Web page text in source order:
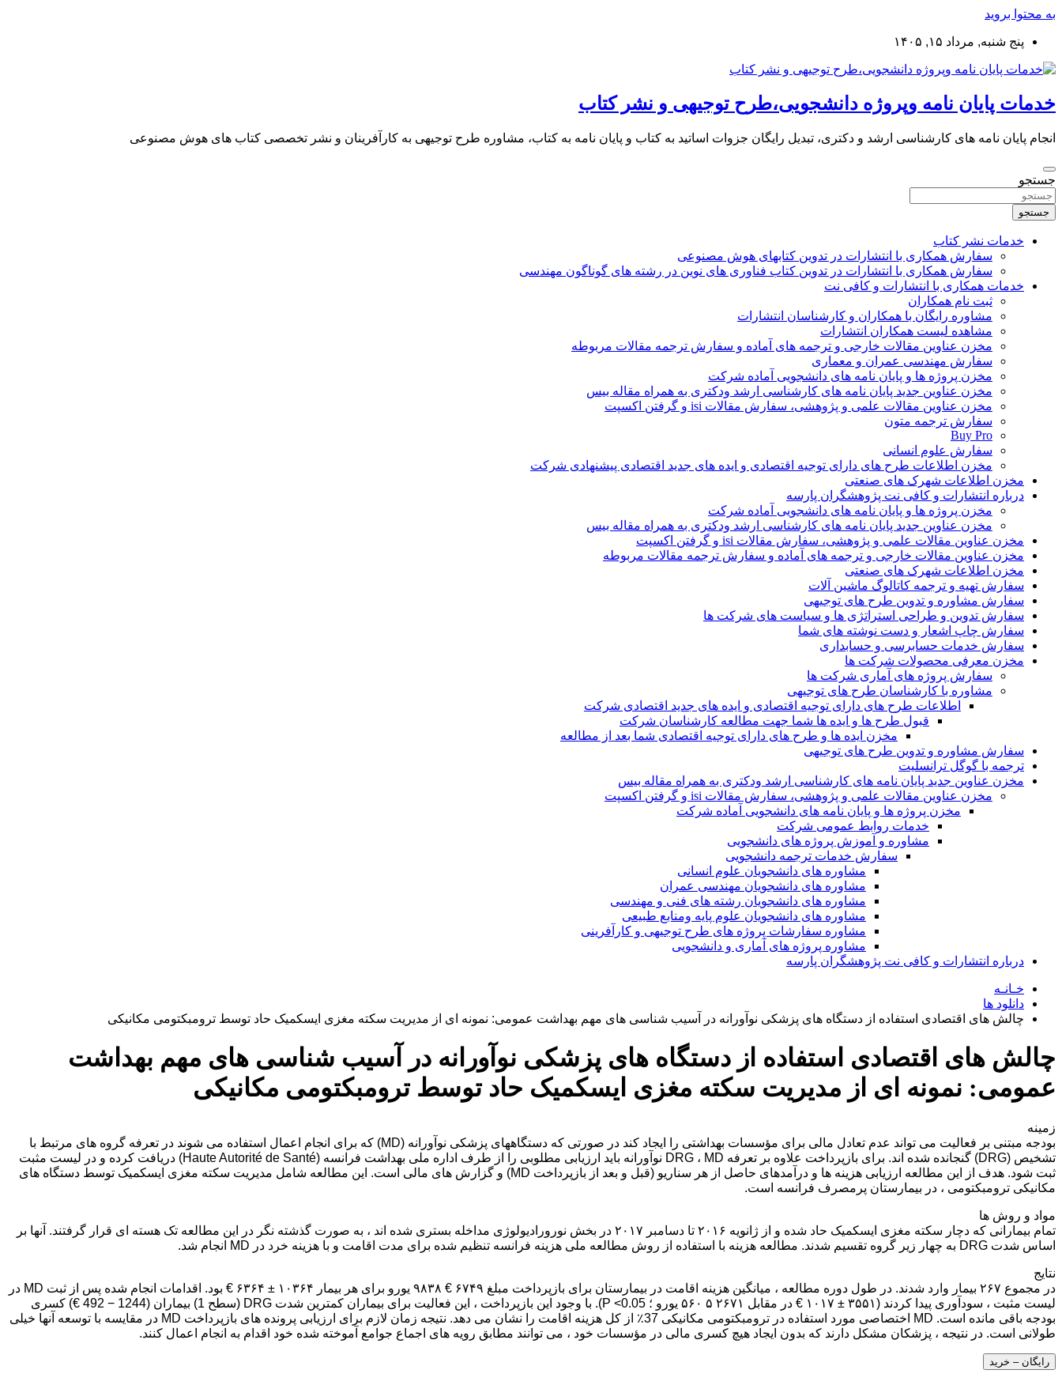
به محتوا بروید
پنج شنبه, مرداد ۱۵, ۱۴۰۵
خدمات پایان نامه وپروژه دانشجویی،طرح توجیهی و نشر کتاب
انجام پایان نامه های کارشناسی ارشد و دکتری، تبدیل رایگان جزوات اساتید به کتاب و پایان نامه به کتاب، مشاوره طرح توجیهی به کارآفرینان و نشر تخصصی کتاب های هوش مصنوعی
جستجو
جستجو
خدمات نشر کتاب
سفارش همکاری با انتشارات در تدوین کتابهای هوش مصنوعی
سفارش همکاری با انتشارات در تدوین کتاب فناوری های نوین در رشته های گوناگون مهندسی
خدمات همکاری با انتشارات و کافی نت
ثبت نام همکاران
مشاوره رایگان با همکاران و کارشناسان انتشارات
مشاهده لیست همکاران انتشارات
مخزن عناوین مقالات خارجی و ترجمه های آماده و سفارش ترجمه مقالات مربوطه
سفارش مهندسی عمران و معماری
مخزن پروژه ها و پایان نامه های دانشجویی آماده شرکت
مخزن عناوین جدید پایان نامه های کارشناسی ارشد ودکتری به همراه مقاله بیس
مخزن عناوین مقالات علمی و پژوهشی، سفارش مقالات isi و گرفتن اکسپت
سفارش ترجمه متون
Buy Pro
سفارش علوم انسانی
مخزن اطلاعات طرح های دارای توجیه اقتصادی و ایده های جدید اقتصادی پیشنهادی شرکت
مخزن اطلاعات شهرک های صنعتی
درباره انتشارات و کافی نت پژوهشگران پارسه
مخزن پروژه ها و پایان نامه های دانشجویی آماده شرکت
مخزن عناوین جدید پایان نامه های کارشناسی ارشد ودکتری به همراه مقاله بیس
مخزن عناوین مقالات علمی و پژوهشی، سفارش مقالات isi و گرفتن اکسپت
مخزن عناوین مقالات خارجی و ترجمه های آماده و سفارش ترجمه مقالات مربوطه
مخزن اطلاعات شهرک های صنعتی
سفارش تهیه و ترجمه کاتالوگ ماشین آلات
سفارش مشاوره و تدوین طرح های توجیهی
سفارش تدوین و طراحی استراتژی ها و سیاست های شرکت ها
سفارش چاپ اشعار و دست نوشته های شما
سفارش خدمات حسابرسی و حسابداری
مخزن معرفی محصولات شرکت ها
سفارش پروژه های آماری شرکت ها
مشاوره با کارشناسان طرح های توجیهی
اطلاعات طرح های دارای توجیه اقتصادی و ایده های جدید اقتصادی شرکت
قبول طرح ها و ایده ها شما جهت مطالعه کارشناسان شرکت
مخزن ایده ها و طرح های دارای توجیه اقتصادی شما بعد از مطالعه
سفارش مشاوره و تدوین طرح های توجیهی
ترجمه با گوگل ترانسلیت
مخزن عناوین جدید پایان نامه های کارشناسی ارشد ودکتری به همراه مقاله بیس
مخزن عناوین مقالات علمی و پژوهشی، سفارش مقالات isi و گرفتن اکسپت
مخزن پروژه ها و پایان نامه های دانشجویی آماده شرکت
خدمات روابط عمومی شرکت
مشاوره و آموزش پروژه های دانشجویی
سفارش خدمات ترجمه دانشجویی
مشاوره های دانشجویان علوم انسانی
مشاوره های دانشجویان مهندسی عمران
مشاوره های دانشجویان رشته های فنی و مهندسی
مشاوره های دانشجویان علوم پایه ومنابع طبیعی
مشاوره سفارشات پروژه های طرح توجیهی و کارآفرینی
مشاوره پروژه های آماری و دانشجویی
درباره انتشارات و کافی نت پژوهشگران پارسه
خـانـه
دانلود ها
چالش های اقتصادی استفاده از دستگاه های پزشکی نوآورانه در آسیب شناسی های مهم بهداشت عمومی: نمونه ای از مدیریت سکته مغزی ایسکمیک حاد توسط ترومبکتومی مکانیکی
چالش های اقتصادی استفاده از دستگاه های پزشکی نوآورانه در آسیب شناسی های مهم بهداشت
عمومی: نمونه ای از مدیریت سکته مغزی ایسکمیک حاد توسط ترومبکتومی مکانیکی
زمینه
بودجه مبتنی بر فعالیت می تواند عدم تعادل مالی برای مؤسسات بهداشتی را ایجاد کند در صورتی که دستگاههای پزشکی نوآورانه (MD) که برای انجام اعمال استفاده می شوند در تعرفه گروه های مرتبط با
تشخیص (DRG) گنجانده شده اند. برای بازپرداخت علاوه بر تعرفه DRG ، MD نوآورانه باید ارزیابی مطلوبی را از طرف اداره ملی بهداشت فرانسه (Haute Autorité de Santé) دریافت کرده و در لیست مثبت
ثبت شود. هدف از این مطالعه ارزیابی هزینه ها و درآمدهای حاصل از هر سناریو (قبل و بعد از بازپرداخت MD) و گزارش های مالی است. این مطالعه شامل مدیریت سکته مغزی ایسکمیک توسط دستگاه های
مکانیکی ترومبکتومی ، در بیمارستان پرمصرف فرانسه است.
مواد و روش ها
تمام بیمارانی که دچار سکته مغزی ایسکمیک حاد شده و از ژانویه ۲۰۱۶ تا دسامبر ۲۰۱۷ در بخش نورورادیولوژی مداخله بستری شده اند ، به صورت گذشته نگر در این مطالعه تک هسته ای قرار گرفتند. آنها بر
اساس شدت DRG به چهار زیر گروه تقسیم شدند. مطالعه هزینه با استفاده از روش مطالعه ملی هزینه فرانسه تنظیم شده برای مدت اقامت و با هزینه خرد در MD انجام شد.
نتایج
در مجموع ۲۶۷ بیمار وارد شدند. در طول دوره مطالعه ، میانگین هزینه اقامت در بیمارستان برای بازپرداخت مبلغ ۶۷۴۹ € ۹۸۳۸ یورو برای هر بیمار ۱۰۳۶۴ ± ۶۳۶۴ € بود. اقدامات انجام شده پس از ثبت MD در
لیست مثبت ، سودآوری پیدا کردند (۳۵۵۱ ± ۱۰۱۷ € در مقابل ۲۶۷۱ ۵ ۵۶۰ یورو ؛ P <0.05). با وجود این بازپرداخت ، این فعالیت برای بیماران کمترین شدت DRG (سطح 1) بیماران (1244 − 492 €) کسری
بودجه باقی مانده است. MD اختصاصی مورد استفاده در ترومبکتومی مکانیکی 37٪ از کل هزینه اقامت را نشان می دهد. نتیجه زمان لازم برای ارزیابی پرونده های بازپرداخت MD در مقایسه با توسعه آنها خیلی
طولانی است. در نتیجه ، پزشکان مشکل دارند که بدون ایجاد هیچ کسری مالی در مؤسسات خود ، می توانند مطابق رویه های اجماع جوامع آموخته شده خود اقدام به انجام اعمال کنند.
رایگان – خرید